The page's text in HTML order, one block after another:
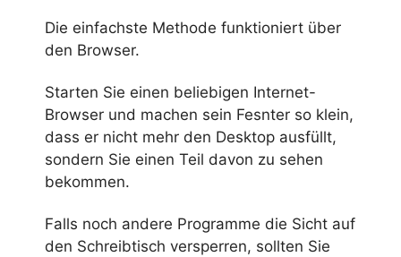
Die einfachste Methode funktioniert über
den Browser.
Starten Sie einen beliebigen Internet-
Browser und machen sein Fesnter so klein,
dass er nicht mehr den Desktop ausfüllt,
sondern Sie einen Teil davon zu sehen
bekommen.
Falls noch andere Programme die Sicht auf
den Schreibtisch versperren, sollten Sie